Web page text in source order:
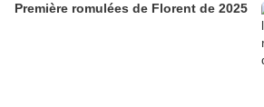
Première romulées de Florent de 2025